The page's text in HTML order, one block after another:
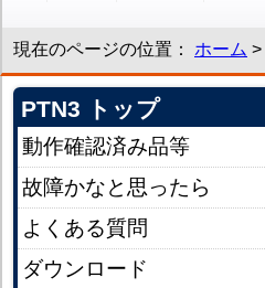
ジ
ン
プ
現在のページの位置： ホーム >
PTN3 トップ
動作確認済み品等
故障かなと思ったら
よくある質問
ダウンロード